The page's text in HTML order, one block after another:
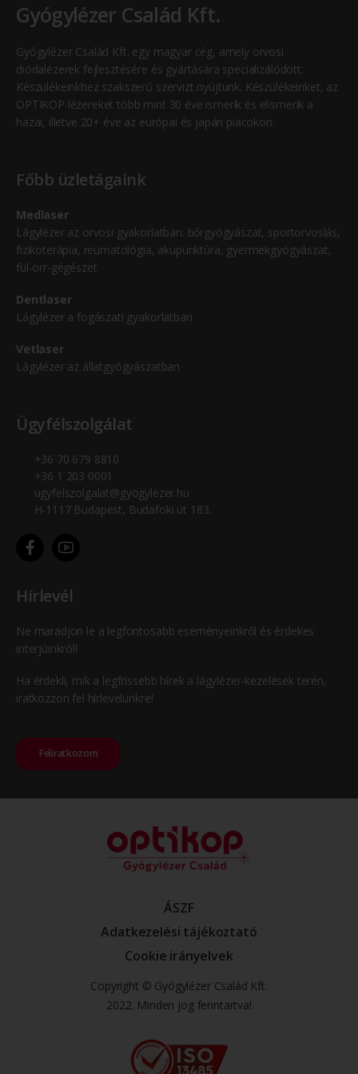
Gyógylézer Család Kft.
Gyógylézer Család Kft. egy magyar cég, amely orvosi
diódalézerek fejlesztésére és gyártására specializálódott.
Készülékeinkhez szakszerű szervizt nyújtunk. Készülékeinket, az
OPTIKOP lézereket több mint 30 éve ismerik és elismerik a
hazai, illetve 20+ éve az európai és japán piacokon.
Főbb üzletágaink
Medlaser
Lágylézer az orvosi gyakorlatban: bőrgyógyászat, sportorvoslás,
fizikoterápia, reumatológia, akupunktúra, gyermekgyógyászat,
fül-orr-gégészet
Dentlaser
Lágylézer a fogászati gyakorlatban
Vetlaser
Lágylézer az állatgyógyászatban
Ügyfélszolgálat
+36 70 679 8810
+36 1 203 0001
ugyfelszolgalat@gyogylezer.hu
H-1117 Budapest, Budafoki út 183.
Hírlevél
Ne maradjon le a legfontosabb eseményeinkről és érdekes
interjúinkról!
Ha érdekli, mik a legfrissebb hírek a lágylézer-kezelések terén,
iratkozzon fel hírlevelünkre!
Feliratkozom
ÁSZF
Adatkezelési tájékoztató
Cookie irányelvek
Copyright © Gyógylézer Család Kft.
2022. Minden jog fenntartva!